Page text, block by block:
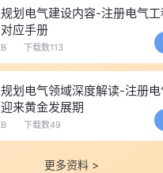
2026年电气工程师知识点集锦课
科目重难点!
考福利】
五规划电气领域深度解读-注
五规划电气建设内容-注册电
划电气建设内容-注册电气工
应手册
下载数113
划电气领域深度解读-注册
来黄金发展期
下载数49
更多资料 >